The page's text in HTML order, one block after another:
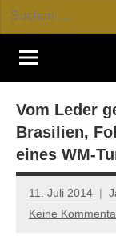
GEDICHT
blog
Forum
von
DAS
Lyrik,
Essay
Suchen
Vom Leder
Brasilien,
eines WM-
11. Juli 2014
Keine